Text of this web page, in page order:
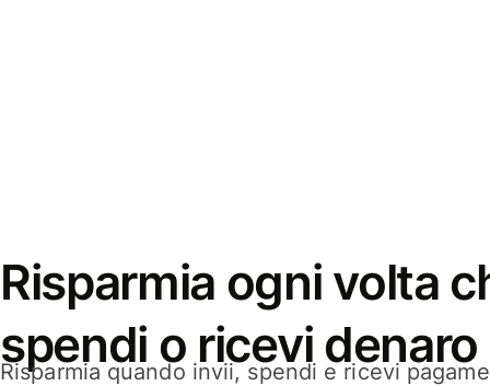
Risparmia ogni volta
spendi o ricevi denaro
Risparmia quando invii, spendi e ricevi